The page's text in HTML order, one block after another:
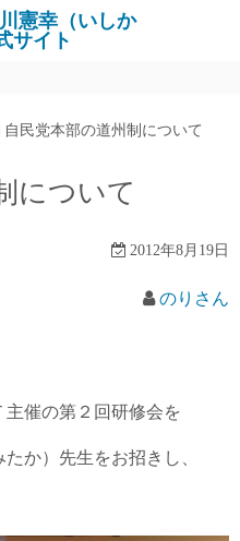
憲幸（いしか
サイト
自民党本部の道州制について
について
2012年8月19日
のりさん
催の第２回研修会を
か）先生をお招きし、